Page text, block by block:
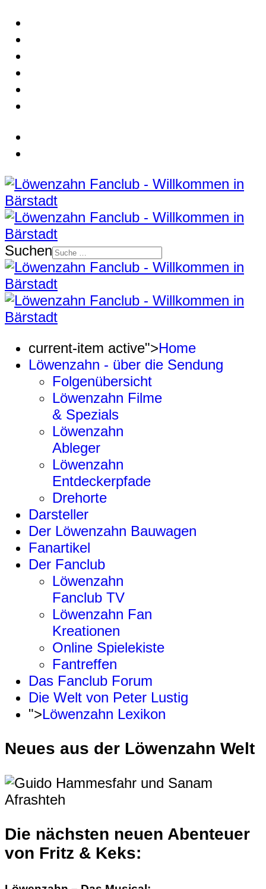
Suchen
current-item active">Home
Löwenzahn - über die Sendung
Folgenübersicht
Löwenzahn Filme
& Spezials
Löwenzahn
Ableger
Löwenzahn
Entdeckerpfade
Drehorte
Darsteller
Der Löwenzahn Bauwagen
Fanartikel
Der Fanclub
Löwenzahn
Fanclub TV
Löwenzahn Fan
Kreationen
Online Spielekiste
Fantreffen
Das Fanclub Forum
Die Welt von Peter Lustig
">Löwenzahn Lexikon
Neues aus der Löwenzahn Welt
Die nächsten neuen Abenteuer
von Fritz & Keks: